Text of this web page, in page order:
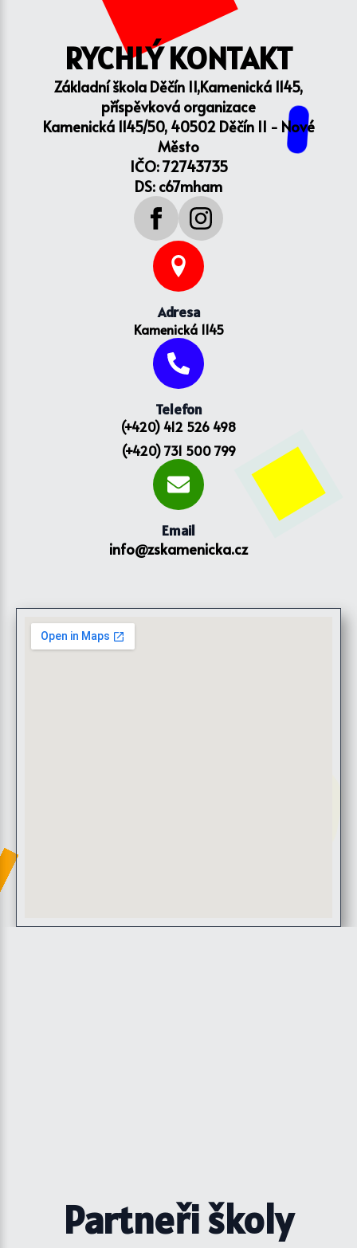
RYCHLÝ KONTAKT
Základní škola Děčín II,Kamenická 1145,
příspěvková organizace
Kamenická 1145/50, 40502 Děčín II - Nové
Město
IČO: 72743735
DS: c67mham
Adresa
Kamenická 1145
Telefon
(+420) 412 526 498
(+420) 731 500 799
Email
info@zskamenicka.cz
Partneři školy